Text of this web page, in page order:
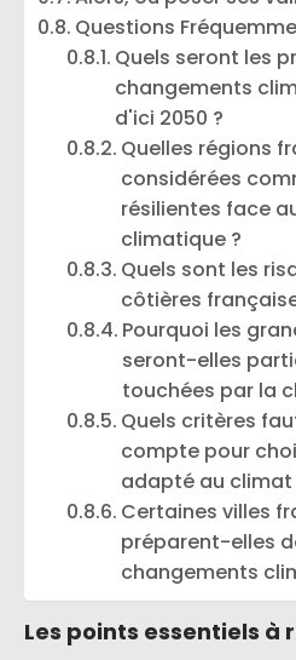
Questions
Quels seront les
changements
d'ici 2050 ?
Quelles régions
considérées
résilientes face
climatique ?
Quels sont les
côtières
Pourquoi les
seront-elles
touchées par la
Quels critères
compte pour
adapté au climat
Certaines villes
préparent-elles
changements
Les points essentiels à